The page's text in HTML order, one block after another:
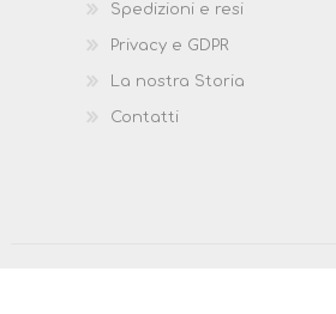
Spedizioni e resi
Privacy e GDPR
La nostra Storia
Contatti